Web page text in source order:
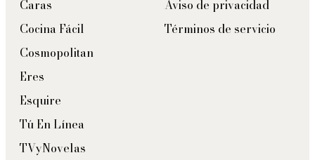
Caras
Cocina Fácil
Cosmopolitan
Eres
Esquire
Tú En Línea
TVyNovelas
Aviso de privacidad
Términos de servicio